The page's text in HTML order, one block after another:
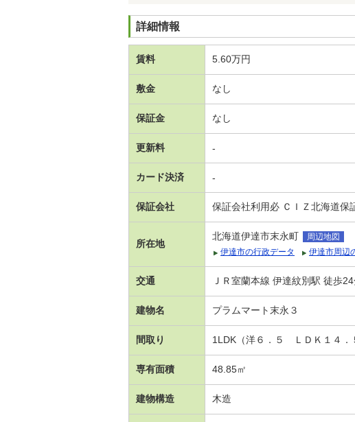
詳細情報
賃料 5.60万円
敷金 なし
保証金 なし
更新料 -
カード決済 -
保証会社 保証会社利用必 ＣＩＺ北海道保
所在地
北海道伊達市末永町
周辺地図
伊達市の行政データ
伊達市周辺
交通 ＪＲ室蘭本線 伊達紋別駅 徒歩
建物名 プラムマート末永３
間取り 1LDK（洋６．５ ＬＤＫ１４．
専有面積 48.85㎡
建物構造 木造